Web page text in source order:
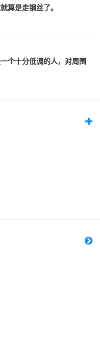
算是走钢丝了。
个十分低调的人，对周围